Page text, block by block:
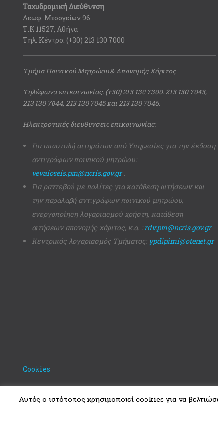
Ταχυδρομική Διεύθυνση
Λεωφ. Μεσογείων 96
Τ.Κ 11527, Αθήνα
Τηλ. Κέντρο: (+30) 213 130 7000
Τμήμα Ποινικού Μητρώου & Απονομής Χάριτος
Τηλέφωνα επικοινωνίας: (+30) 213 130 7300, 213 130 7043,
213 130 7044, 213 130 7045 και 213 130 7046.
Ηλεκτρονικές διευθύνσεις επικοινωνίας:
Για αποστολή αιτημάτων από Υπηρεσίες για την έκδοση
αντιγράφων ποινικού μητρώου:
vevaioseis.pm@ncris.gov.gr.
Για ραντεβού με πολίτες για κατάθεση αιτήσεων και
την παραλαβή αντιγράφων ποινικού μητρώου,
ενεργοποίηση λογαριασμού χρήστη, κατάθεση
αιτήσεων απονομής χάριτος, κ.α. :rdv.pm@ncris.gov.gr
Κεντρικός λογαριασμός Τμήματος: ypdipimi@otenet.gr
Cookies
Αυτός ο ιστότοπος χρησιμοποιεί cookies για να